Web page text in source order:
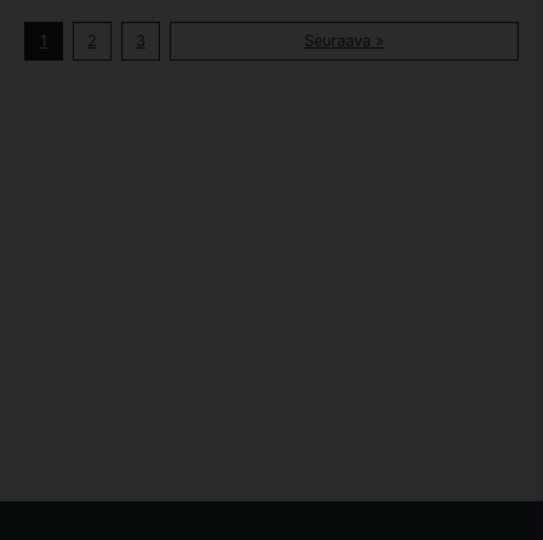
1 2 3 Seuraava »